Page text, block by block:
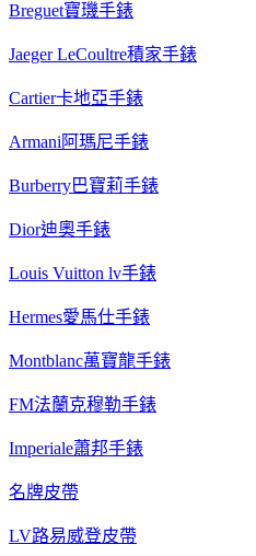
Breguet寶璣手錶
Jaeger LeCoultre積家手錶
Cartier卡地亞手錶
Armani阿瑪尼手錶
Burberry巴寶莉手錶
Dior迪奧手錶
Louis Vuitton lv手錶
Hermes愛馬仕手錶
Montblanc萬寶龍手錶
FM法蘭克穆勒手錶
Imperiale蕭邦手錶
名牌皮帶
LV路易威登皮帶